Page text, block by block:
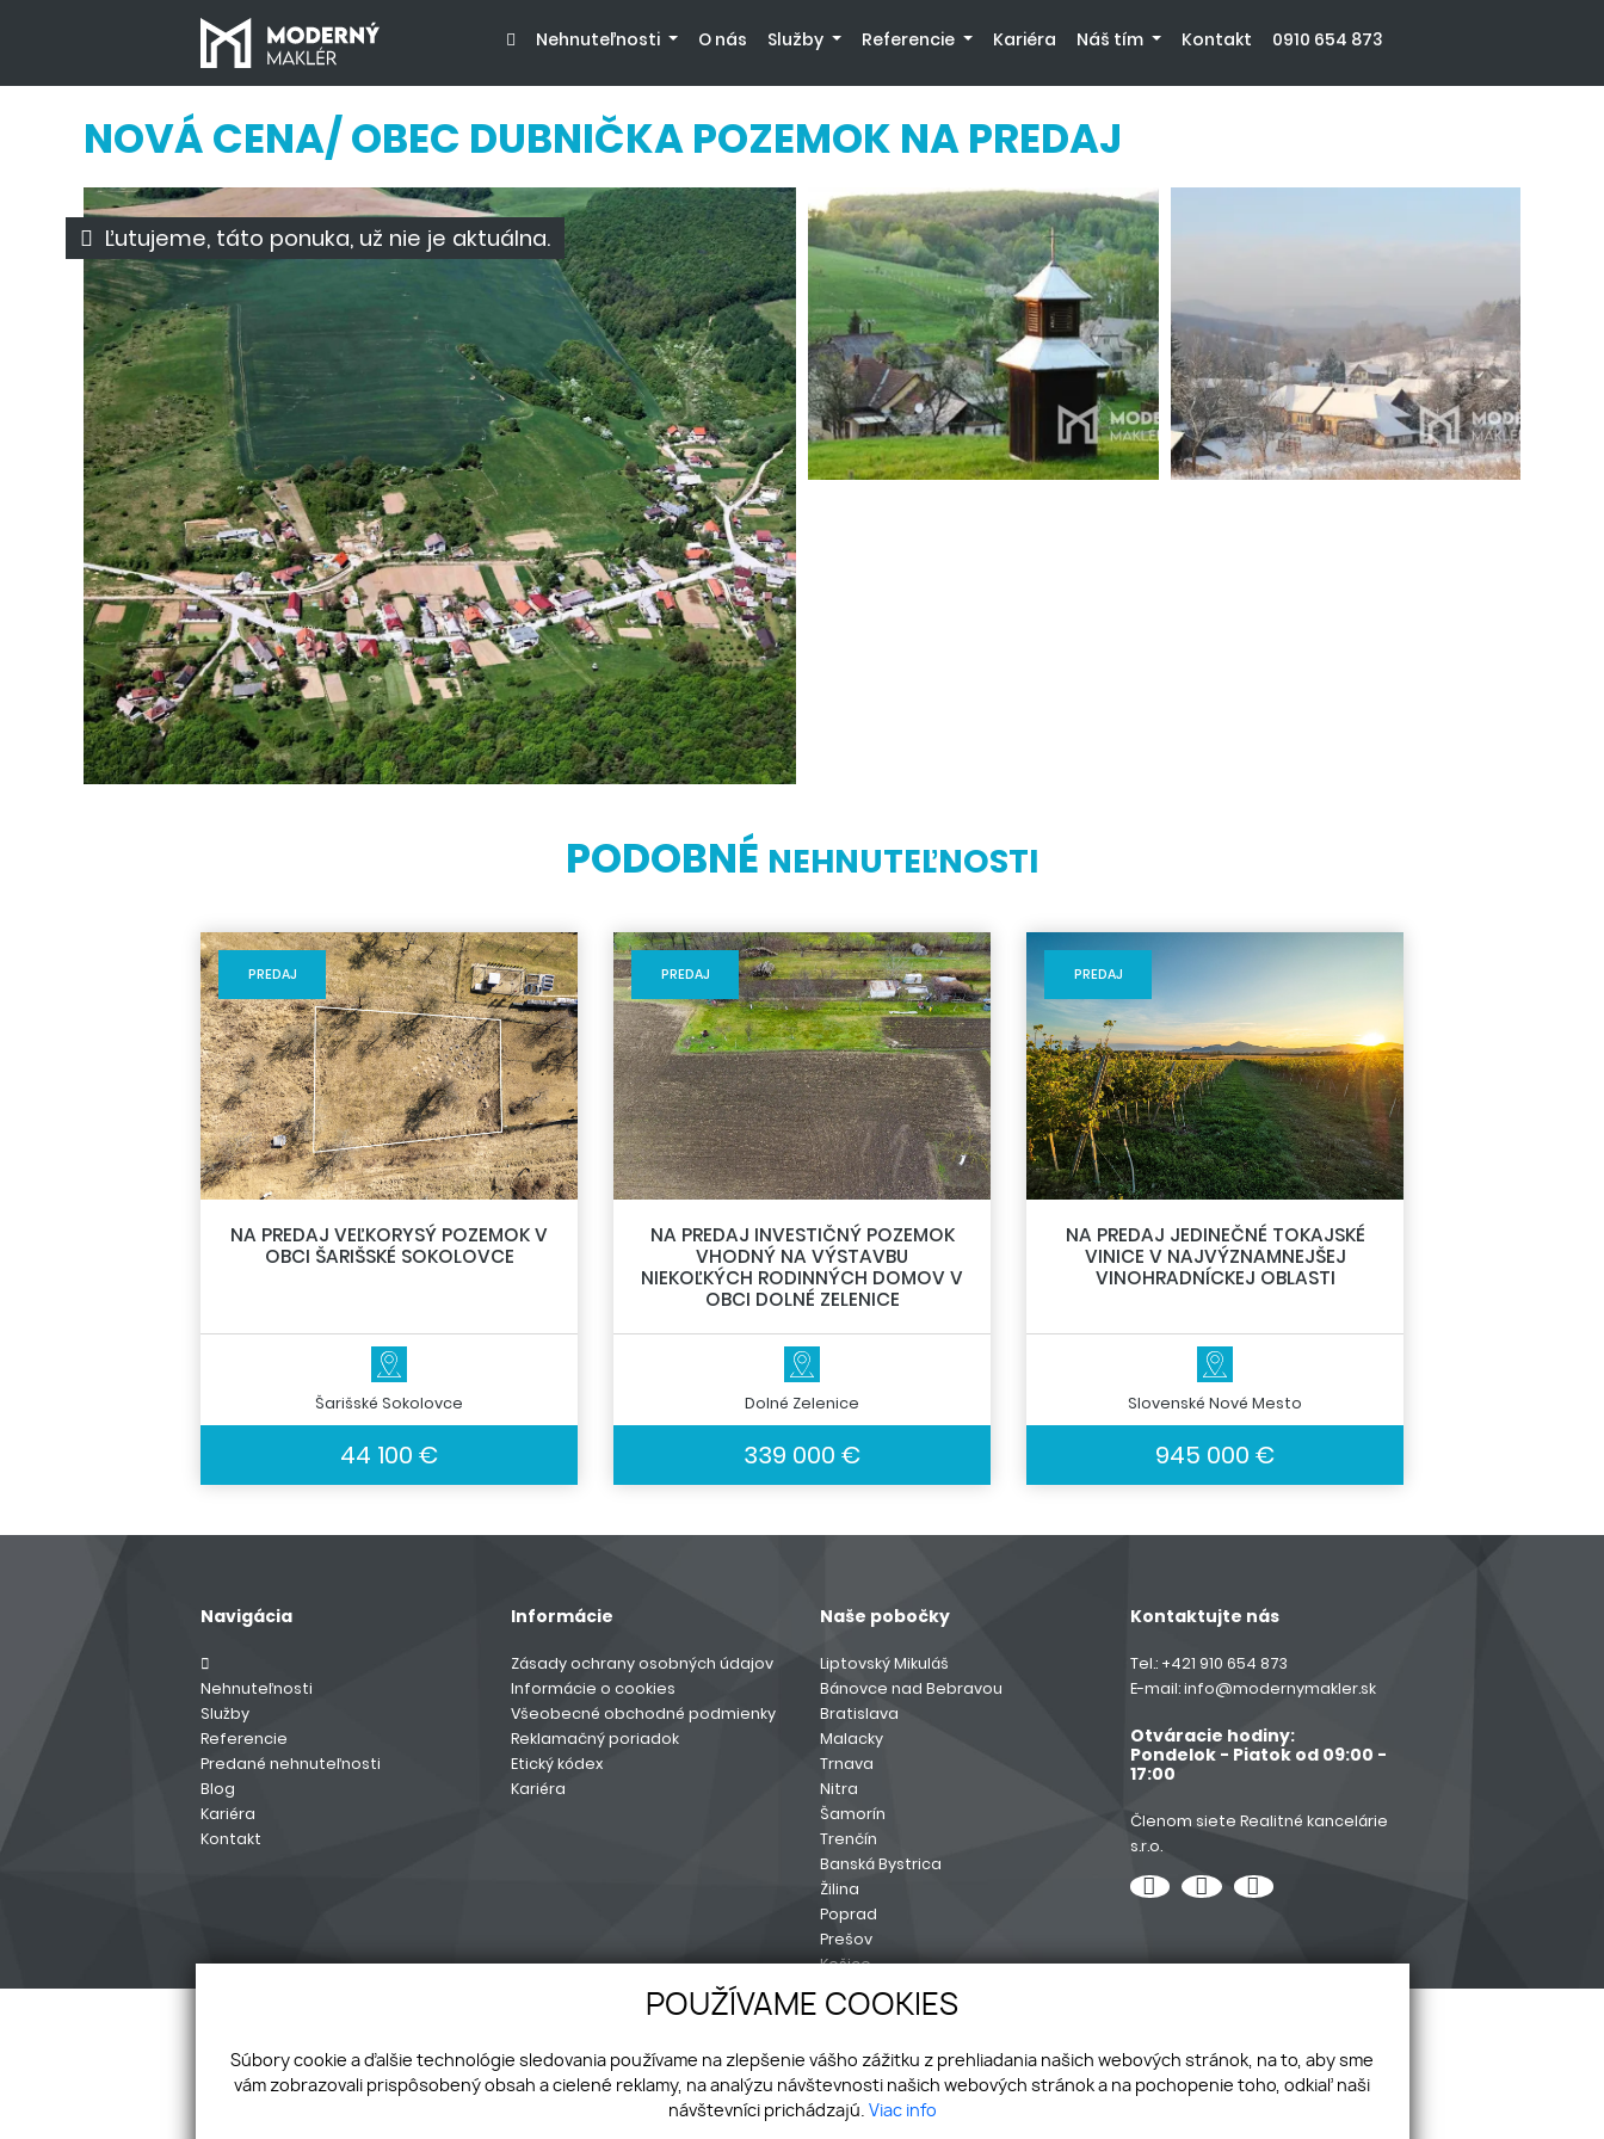
Nehnuteľnosti O nás Služby Referencie Kariéra Náš tím Kontakt 0910 654 873
NOVÁ CENA/ OBEC DUBNIČKA POZEMOK NA PREDAJ
Ľutujeme, táto ponuka, už nie je aktuálna.
PODOBNÉ NEHNUTEĽNOSTI
PREDAJ
NA PREDAJ VEĽKORYSÝ POZEMOK V
OBCI ŠARIŠSKÉ SOKOLOVCE
Šarišské Sokolovce
44 100 €
PREDAJ
NA PREDAJ INVESTIČNÝ POZEMOK
VHODNÝ NA VÝSTAVBU
NIEKOĽKÝCH RODINNÝCH DOMOV V
OBCI DOLNÉ ZELENICE
Dolné Zelenice
339 000 €
PREDAJ
NA PREDAJ JEDINEČNÉ TOKAJSKÉ
VINICE V NAJVÝZNAMNEJŠEJ
VINOHRADNÍCKEJ OBLASTI
Slovenské Nové Mesto
945 000 €
Navigácia
Nehnuteľnosti
Služby
Referencie
Predané nehnuteľnosti
Blog
Kariéra
Kontakt
Informácie
Zásady ochrany osobných údajov
Informácie o cookies
Všeobecné obchodné podmienky
Reklamačný poriadok
Etický kódex
Kariéra
Naše pobočky
Liptovský Mikuláš
Bánovce nad Bebravou
Bratislava
Malacky
Trnava
Nitra
Šamorín
Trenčín
Banská Bystrica
Žilina
Poprad
Prešov
Košice
Sereď
Kontaktujte nás
Tel.: +421 910 654 873
E-mail:info@modernymakler.sk
Otváracie hodiny:
Pondelok - Piatok od 09:00 -
17:00
Členom siete Realitné kancelárie
s.r.o.
POUŽÍVAME COOKIES
Súbory cookie a ďalšie technológie sledovania používame na zlepšenie vášho zážitku z prehliadania našich webových stránok, na to, aby sme
vám zobrazovali prispôsobený obsah a cielené reklamy, na analýzu návštevnosti našich webových stránok a na pochopenie toho, odkiaľ naši
návštevníci prichádzajú. Viac info